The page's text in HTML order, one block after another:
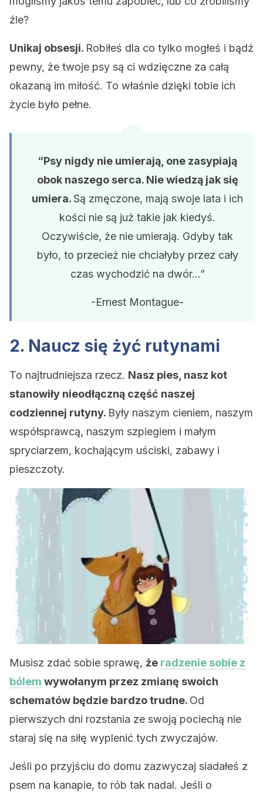
źle?
Unikaj obsesji. Robiłeś dla co tylko mogłeś i bądź
pewny, że twoje psy są ci wdzięczne za całą
okazaną im miłość. To właśnie dzięki tobie ich
życie było pełne.
“Psy nigdy nie umierają, one zasypiają
obok naszego serca. Nie wiedzą jak się
umiera.Są zmęczone, mają swoje lata i ich
kości nie są już takie jak kiedyś.
Oczywiście, że nie umierają. Gdyby tak
było, to przecież nie chciałyby przez cały
czas wychodzić na dwór…”
-Ernest Montague-
2. Naucz się żyć rutynami
To najtrudniejsza rzecz. Nasz pies, nasz kot
stanowiły nieodłączną część naszej
codziennej rutyny. Były naszym cieniem, naszym
współsprawcą, naszym szpiegiem i małym
spryciarzem, kochającym uściski, zabawy i
pieszczoty.
Musisz zdać sobie sprawę, że radzenie sobie z
bólem wywołanym przez zmianę swoich
schematów będzie bardzo trudne. Od
pierwszych dni rozstania ze swoją pociechą nie
staraj się na siłę wyplenić tych zwyczajów.
Jeśli po przyjściu do domu zazwyczaj siadałeś z
psem na kanapie, to rób tak nadal. Jeśli o